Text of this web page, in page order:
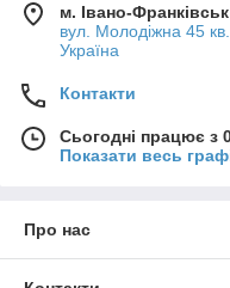
м. Івано-Франківськ
вул. Молодіжна 45
Україна
Контакти
Сьогодні працює з
Показати весь
Про нас